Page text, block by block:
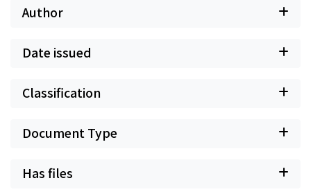
Author
Date issued
Classification
Document Type
Has files